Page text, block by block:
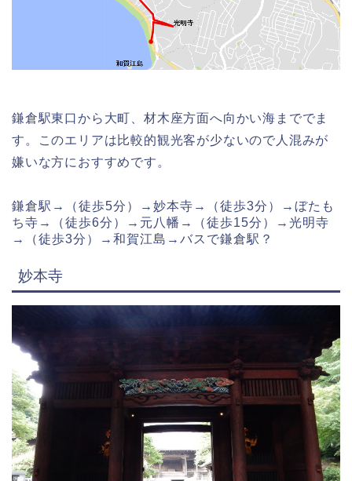
鎌倉駅東口から大町、材木座方面へ向かい海まででま
す。このエリアは比較的観光客が少ないので人混みが
嫌いな方におすすめです。
鎌倉駅→（徒歩5分）→妙本寺→（徒歩3分）→ぼたも
ち寺→（徒歩6分）→元八幡→（徒歩15分）→光明寺
→（徒歩3分）→和賀江島→バスで鎌倉駅？
妙本寺